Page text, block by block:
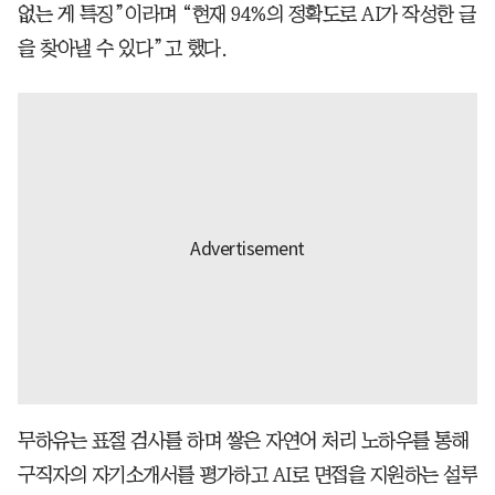
없는 게 특징”이라며 “현재 94%의 정확도로 AI가 작성한 글
을 찾아낼 수 있다”고 했다.
무하유는 표절 검사를 하며 쌓은 자연어 처리 노하우를 통해
구직자의 자기소개서를 평가하고 AI로 면접을 지원하는 설루